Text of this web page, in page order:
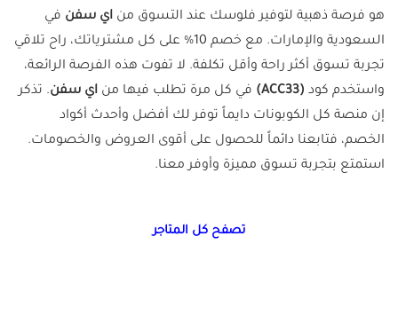
هو فرصة ذهبية لتوفير فلوسك عند التسوق من اي سفن في
السعودية والإمارات. مع خصم 10% على كل مشترياتك، راح تلاقي
تجربة تسوق أكثر راحة وأقل تكلفة. لا تفوت هذه الفرصة الرائعة،
واستخدم كود (
ACC33
) في كل مرة تطلب فيها من اي سفن. تذكر
إن منصة كل الكوبونات دايماً توفر لك أفضل وأحدث أكواد
الخصم، فتابعنا دائماً للحصول على أقوى العروض والخصومات.
استمتع بتجربة تسوق مميزة وأوفر معنا.
تصفح كل المتاجر